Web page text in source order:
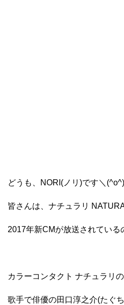
どうも、NORI(ノリ)です＼
皆さんは、ナチュラリ
2017年新CMが放送されている
カラーコンタクト ナチュラリの
歌手で俳優の田口淳之介(たぐ